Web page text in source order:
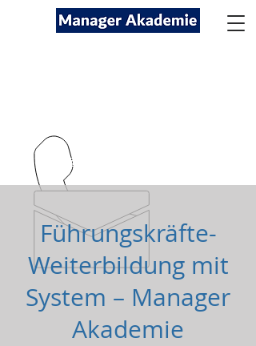
kontakt@managerakademie.com
Führungskräfte-
Weiterbildung mit
System – Manager
Akademie